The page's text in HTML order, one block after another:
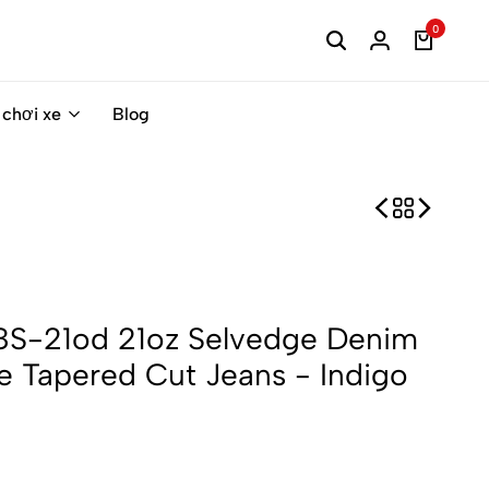
0
xe Blog
21od 21oz Selvedge Denim
Tapered Cut Jeans - Indigo